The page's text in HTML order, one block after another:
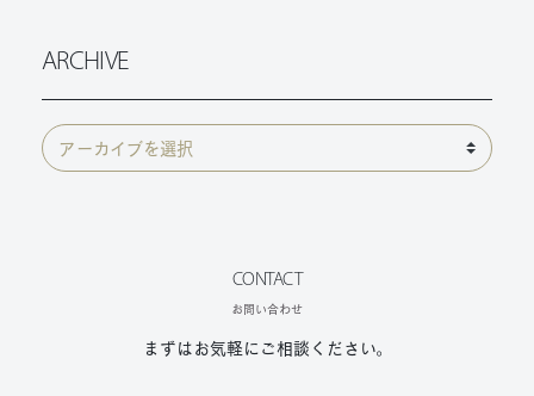
ARCHIVE
CONTACT
お問い合わせ
まずはお気軽にご相談ください。